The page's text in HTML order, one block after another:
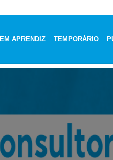
APRENDIZ TEMPORÁRIO